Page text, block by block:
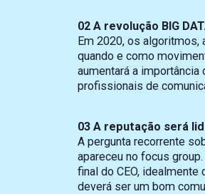
02 A revolução BIG
Em 2020, os algoritmos,
quando e como
aumentará a
profissionais de
03 A reputação será
A pergunta recorrente
apareceu no focus
final do CEO,
deverá ser um bom